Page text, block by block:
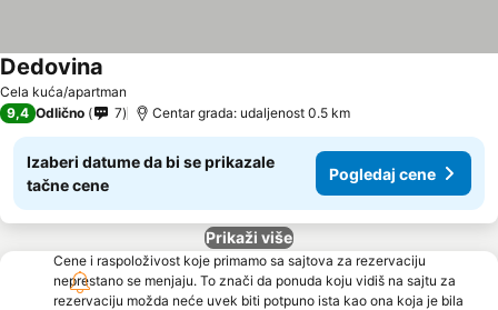
Cela kuća/apartman
Dedovina
9,4 Odlično 7 Centar grada: udaljenost 0.5 km
Izaberi datume da bi se prikazale
tačne cene
Pogledaj cene
Prikaži više
Cene i raspoloživost koje primamo sa sajtova za rezervaciju
neprestano se menjaju. To znači da ponuda koju vidiš na sajtu za
rezervaciju možda neće uvek biti potpuno ista kao ona koja je bila